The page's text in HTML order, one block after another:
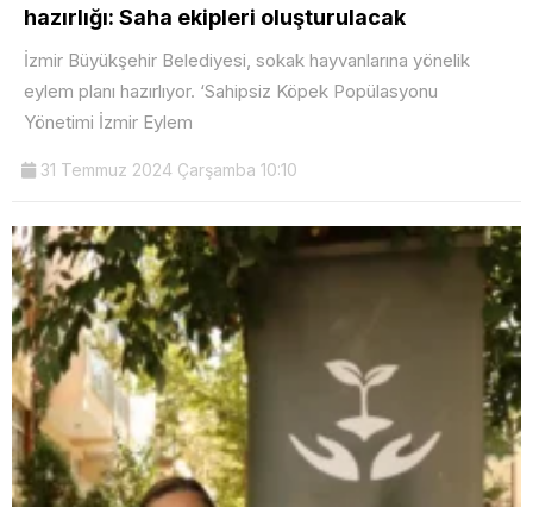
hazırlığı: Saha ekipleri oluşturulacak
İzmir Büyükşehir Belediyesi, sokak hayvanlarına yönelik
eylem planı hazırlıyor. ‘Sahipsiz Köpek Popülasyonu
Yönetimi İzmir Eylem
31 Temmuz 2024 Çarşamba 10:10